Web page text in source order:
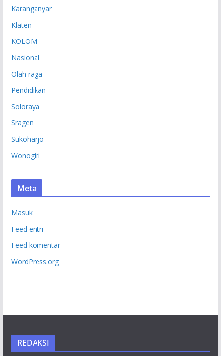
Karanganyar
Klaten
KOLOM
Nasional
Olah raga
Pendidikan
Soloraya
Sragen
Sukoharjo
Wonogiri
Meta
Masuk
Feed entri
Feed komentar
WordPress.org
REDAKSI